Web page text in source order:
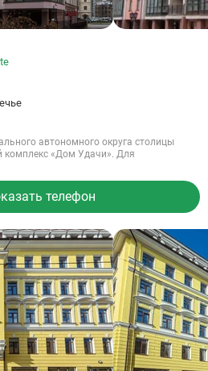
автономного округа столицы
комплекс «Дом Удачи». Для
телефон